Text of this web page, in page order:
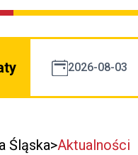
2026-08-03
Śląska Aktualności